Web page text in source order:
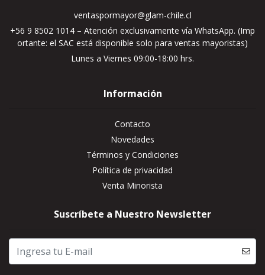
ventaspormayor@glam-chile.cl
+56 9 8502 1014 – Atención exclusivamente vía WhatsApp. (Imp
ortante: el SAC está disponible solo para ventas mayoristas)
Lunes a Viernes 09:00-18:00 hrs.
Información
Contacto
Novedades
Términos y Condiciones
Política de privacidad
Venta Minorista
Suscríbete a Nuestro Newsletter